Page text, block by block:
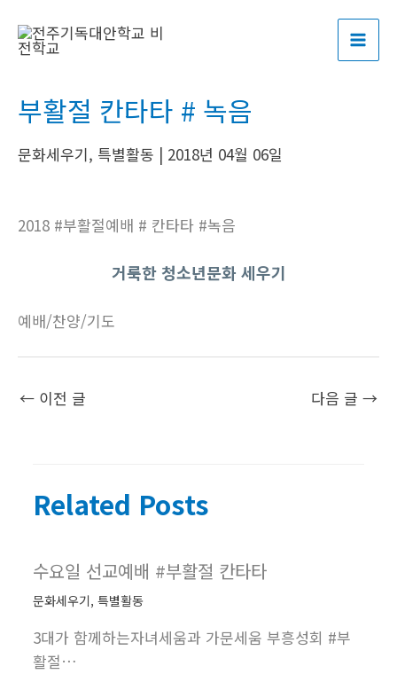
부활절 칸타타 # 녹음
문화세우기, 특별활동 | 2018년 04월 06일
2018 #부활절예배 # 칸타타 #녹음
거룩한 청소년문화 세우기
예배/찬양/기도
스
트
색
← 이전 글 다음 글 →
Related Posts
수요일 선교예배 #부활절 칸타타
문화세우기, 특별활동
3대가 함께하는자녀세움과 가문세움 부흥성회 #부
활절…